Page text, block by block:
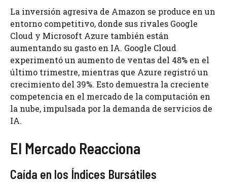
La inversión agresiva de Amazon se produce en un
entorno competitivo, donde sus rivales Google
Cloud y Microsoft Azure también están
aumentando su gasto en IA. Google Cloud
experimentó un aumento de ventas del 48% en el
último trimestre, mientras que Azure registró un
crecimiento del 39%. Esto demuestra la creciente
competencia en el mercado de la computación en
la nube, impulsada por la demanda de servicios de
IA.
El Mercado Reacciona
Caída en los Índices Bursátiles